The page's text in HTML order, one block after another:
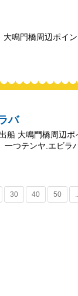
鳴門橋周辺ポイ
バ
船 大鳴門橋周辺
つテンヤ.エビラ
30 40 50